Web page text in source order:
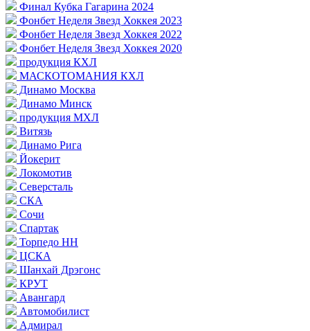
Финал Кубка Гагарина 2024
Фонбет Неделя Звезд Хоккея 2023
Фонбет Неделя Звезд Хоккея 2022
Фонбет Неделя Звезд Хоккея 2020
продукция КХЛ
МАСКОТОМАНИЯ КХЛ
Динамо Москва
Динамо Минск
продукция МХЛ
Витязь
Динамо Рига
Йокерит
Локомотив
Северсталь
СКА
Сочи
Спартак
Торпедо НН
ЦСКА
Шанхай Дрэгонс
КРУТ
Авангард
Автомобилист
Адмирал